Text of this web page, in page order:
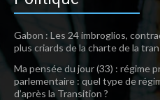
Gabon : Les 24 imbroglios,
plus criards de la charte de la
Ma pensée du jour (33) : régime
parlementaire : quel type de
d’après la Transition ?